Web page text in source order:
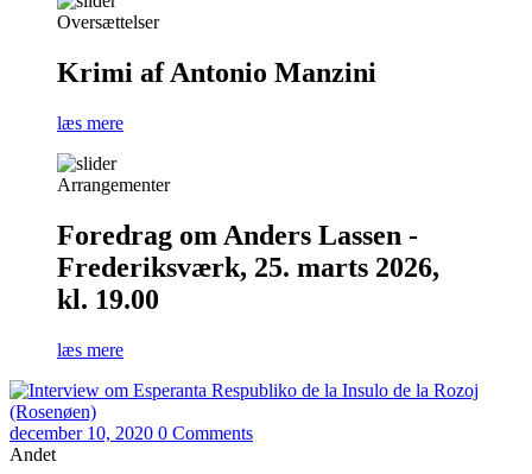
Oversættelser
Krimi af Antonio Manzini
læs mere
Arrangementer
Foredrag om Anders Lassen -
Frederiksværk, 25. marts 2026,
kl. 19.00
læs mere
december 10, 2020 0 Comments
Andet